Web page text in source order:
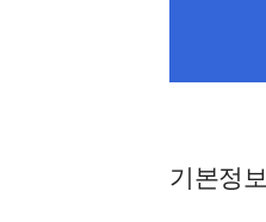
기본정보